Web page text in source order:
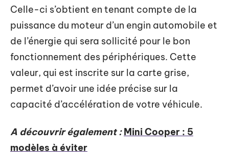
Celle-ci s’obtient en tenant compte de la
puissance du moteur d’un engin automobile et
de l’énergie qui sera sollicité pour le bon
fonctionnement des périphériques. Cette
valeur, qui est inscrite sur la carte grise,
permet d’avoir une idée précise sur la
capacité d’accélération de votre véhicule.
A découvrir également : Mini Cooper : 5
modèles à éviter